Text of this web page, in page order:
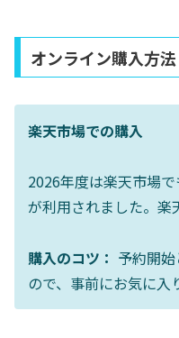
オンライン購入方法
楽天市場での購入
2026年度は楽天市場
が利用されました。楽
購入のコツ： 予約開
ので、事前にお気に入